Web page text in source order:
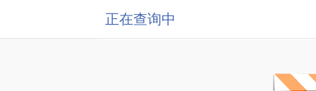
正在查询中